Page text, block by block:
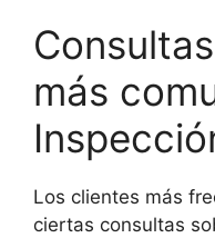
más
Los clientes más
ciertas consultas